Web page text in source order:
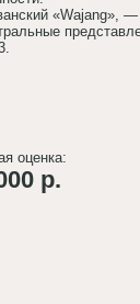
«Wajang»,
оценка:
р.